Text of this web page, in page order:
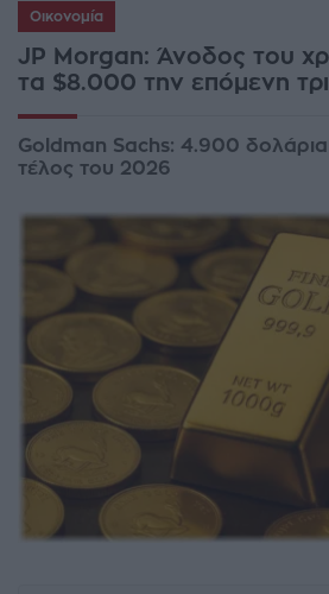
Οικονομία
JP Morgan: Άνοδος του
τα $8.000 την επόμενη
Goldman Sachs: 4.900
τέλος του 2026